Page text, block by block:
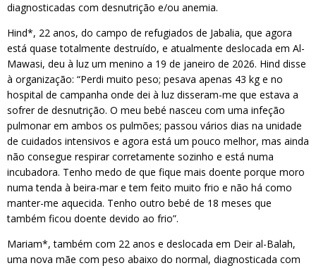
diagnosticadas com desnutrição e/ou anemia.
Hind*, 22 anos, do campo de refugiados de Jabalia, que agora
está quase totalmente destruído, e atualmente deslocada em Al-
Mawasi, deu à luz um menino a 19 de janeiro de 2026. Hind disse
à organização: “Perdi muito peso; pesava apenas 43 kg e no
hospital de campanha onde dei à luz disseram-me que estava a
sofrer de desnutrição. O meu bebé nasceu com uma infeção
pulmonar em ambos os pulmões; passou vários dias na unidade
de cuidados intensivos e agora está um pouco melhor, mas ainda
não consegue respirar corretamente sozinho e está numa
incubadora. Tenho medo de que fique mais doente porque moro
numa tenda à beira-mar e tem feito muito frio e não há como
manter-me aquecida. Tenho outro bebé de 18 meses que
também ficou doente devido ao frio”.
Mariam*, também com 22 anos e deslocada em Deir al-Balah,
uma nova mãe com peso abaixo do normal, diagnosticada com